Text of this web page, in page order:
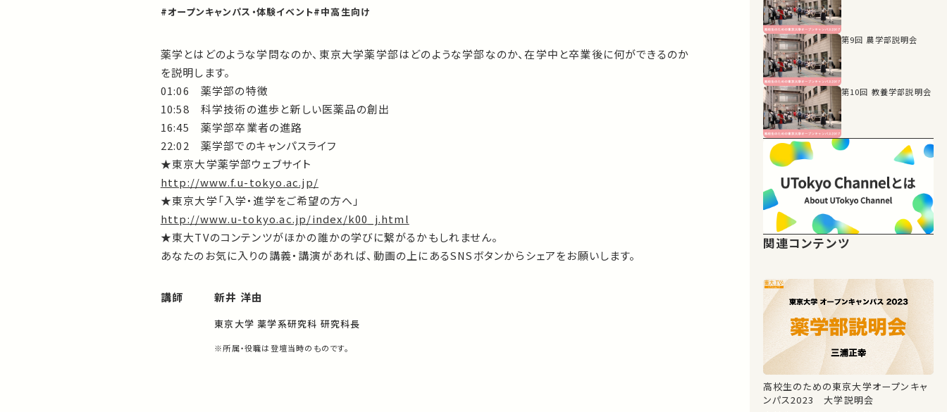
#オープンキャンパス・体験イベント#中高生向け
薬学とはどのような学問なのか、東京大学薬学部はどのような学部なのか、在学中と卒業後に何ができるのか
を説明します。
01:06 薬学部の特徴
10:58 科学技術の進歩と新しい医薬品の創出
16:45 薬学部卒業者の進路
22:02 薬学部でのキャンパスライフ
★東京大学薬学部ウェブサイト
http://www.f.u-tokyo.ac.jp/
★東京大学「入学・進学をご希望の方へ」
http://www.u-tokyo.ac.jp/index/k00_j.html
★東大TVのコンテンツがほかの誰かの学びに繋がるかもしれません。
あなたのお気に入りの講義・講演があれば、動画の上にあるSNSボタンからシェアをお願いします。
講師 新井 洋由
東京大学 薬学系研究科 研究科長
※所属・役職は登壇当時のものです。
第9回 農学部説明会
第10回 教養学部説明会
関連コンテンツ
高校生のための東京大学オープンキャ
ンパス2023 大学説明会